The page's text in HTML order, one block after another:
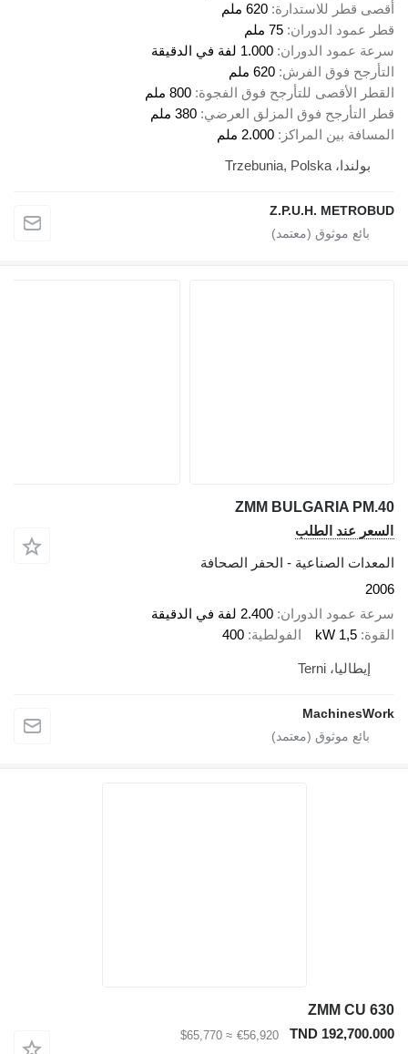
أقصى قطر للاستدارة 620 ملم
قطر عمود الدوران 75 ملم
سرعة عمود الدوران 1.000 لفة في الدقيقة
التأرجح فوق الفرش 620 ملم
القطر الأقصى للتأرجح فوق الفجوة 800 ملم
قطر التأرجح فوق المزلق العرضي 380 ملم
المسافة بين المراكز
2.000 ملم
بولندا، Trzebunia, Polska
Z.P.U.H. METROBUD
ZMM BULGARIA PM.40
السعر عند الطلب
المعدات الصناعية - الحفر الصحافة
2006
سرعة عمود الدوران 2.400 لفة في الدقيقة
القوة 1,5 kW الفولطية 400
إيطاليا، Terni
MachinesWork
ZMM CU 630
TND 192,700.000
€56,920
≈ $65,770